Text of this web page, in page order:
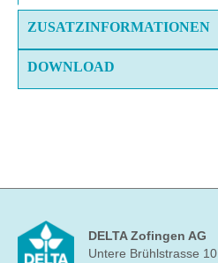
ZUSATZINFORMATIONEN
DOWNLOAD
DELTA Zofingen AG
Untere Brühlstrasse 10